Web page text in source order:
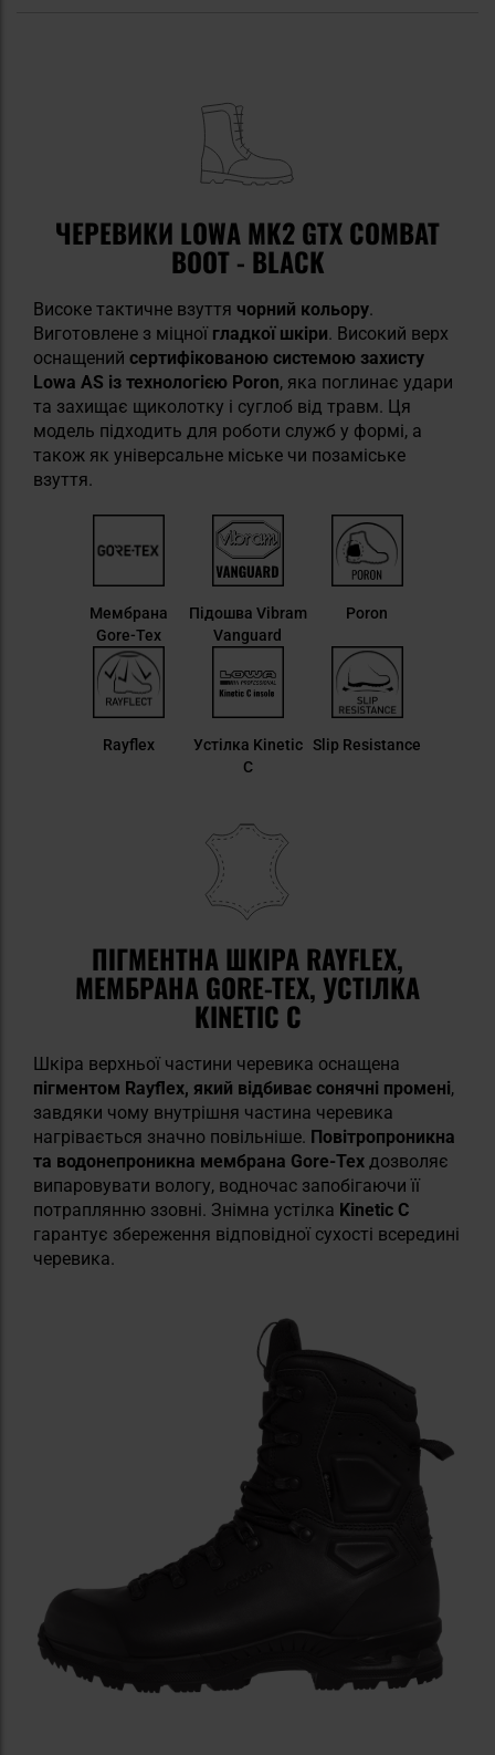
ЧЕРЕВИКИ LOWA MK2 GTX COMBAT
BOOT - BLACK
Високе тактичне взуття чорний кольору.
Виготовлене з міцної гладкої шкіри. Високий верх
оснащений сертифікованою системою захисту
Lowa AS із технологією Poron, яка поглинає удари
та захищає щиколотку і суглоб від травм. Ця
модель підходить для роботи служб у формі, а
також як універсальне міське чи позаміське
взуття.
Мембрана
Gore-Tex
Підошва Vibram
Vanguard
Poron
Rayflex
Устілка Kinetic
C
Slip Resistance
ПІГМЕНТНА ШКІРА RAYFLEX,
МЕМБРАНА GORE-TEX, УСТІЛКА
KINETIC C
Шкіра верхньої частини черевика оснащена
пігментом Rayflex, який відбиває сонячні промені,
завдяки чому внутрішня частина черевика
нагрівається значно повільніше. Повітропроникна
та водонепроникна мембрана Gore-Tex дозволяє
випаровувати вологу, водночас запобігаючи її
потраплянню ззовні. Знімна устілка Kinetic C
гарантує збереження відповідної сухості всередині
черевика.